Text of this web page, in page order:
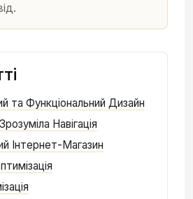
та Функціональний Дизайн
Навігація
Інтернет-Магазин